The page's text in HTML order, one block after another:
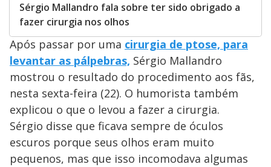
Sérgio Mallandro fala sobre ter sido obrigado a
fazer cirurgia nos olhos
Após passar por uma cirurgia de ptose, para
levantar as pálpebras, Sérgio Mallandro
mostrou o resultado do procedimento aos fãs,
nesta sexta-feira (22). O humorista também
explicou o que o levou a fazer a cirurgia.
Sérgio disse que ficava sempre de óculos
escuros porque seus olhos eram muito
pequenos, mas que isso incomodava algumas